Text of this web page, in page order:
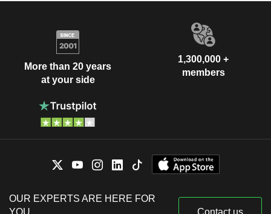
More than 20 years
at your side
1,300,000 +
members
OUR EXPERTS ARE HERE FOR
YOU
Contact us